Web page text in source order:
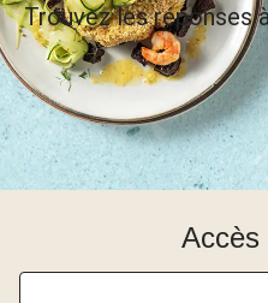
Trouvez les réponses
Accès